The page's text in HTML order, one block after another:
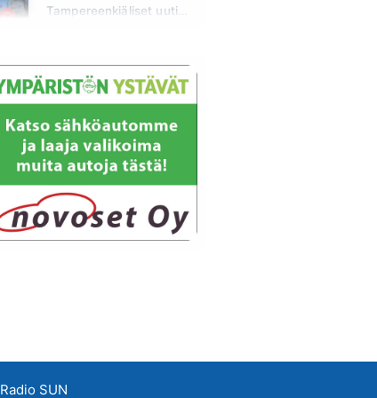
Tampereenkiäliset uutiset
Radio SUN